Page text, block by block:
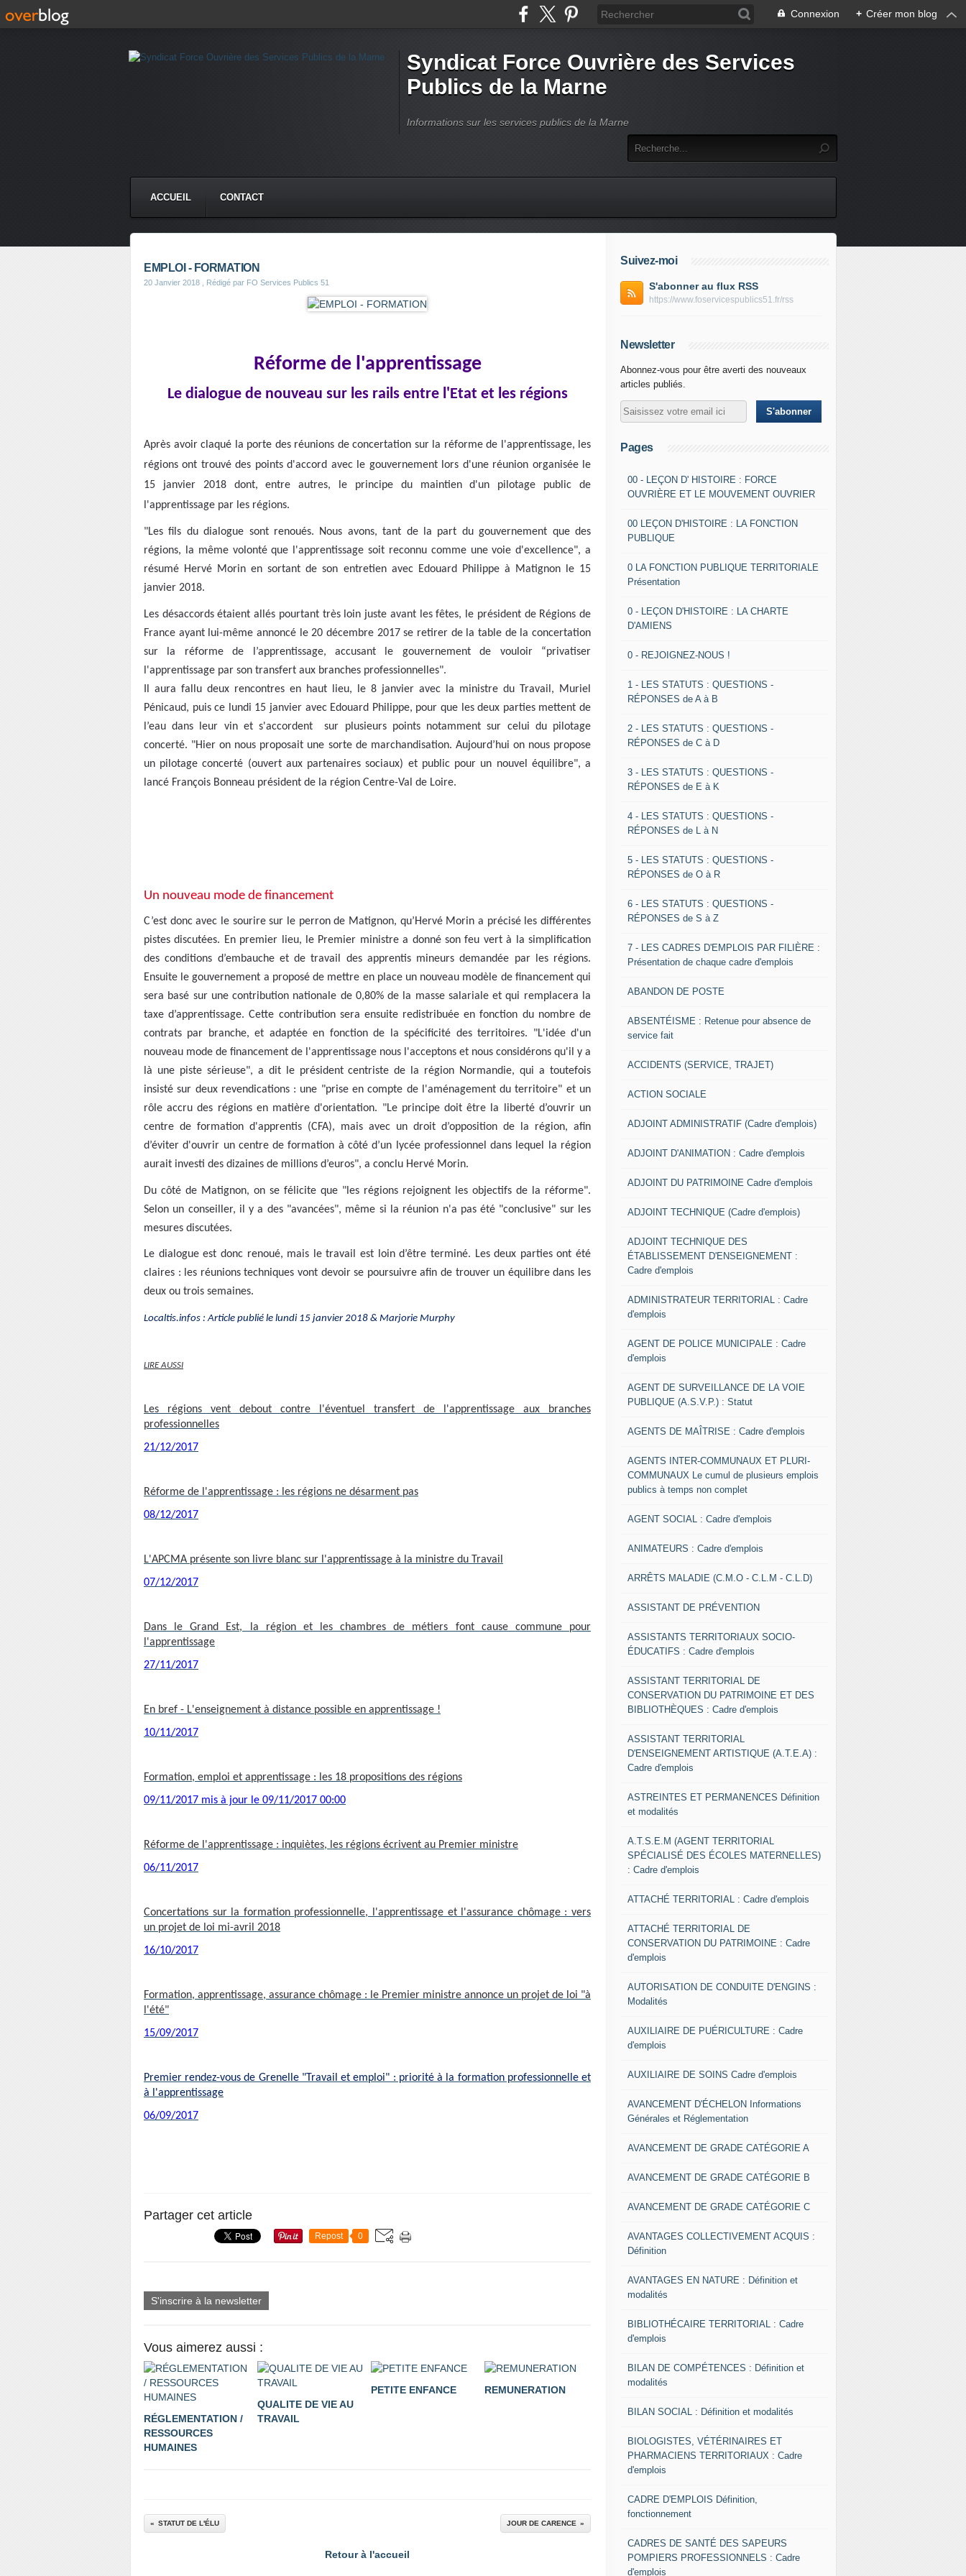
Connexion + Créer mon blog
Syndicat Force Ouvrière des Services
Publics de la Marne
Informations sur les services publics de la Marne
ACCUEIL CONTACT
EMPLOI - FORMATION
20 Janvier 2018 , Rédigé par FO Services Publics 51
Réforme de l'apprentissage
Le dialogue de nouveau sur les rails entre l'Etat et les régions
Après avoir claqué la porte des réunions de concertation sur la réforme de l'apprentissage, les
régions ont trouvé des points d'accord avec le gouvernement lors d'une réunion organisée le
15 janvier 2018 dont, entre autres, le principe du maintien d'un pilotage public de
l'apprentissage par les régions.
"Les fils du dialogue sont renoués. Nous avons, tant de la part du gouvernement que des
régions, la même volonté que l'apprentissage soit reconnu comme une voie d'excellence", a
résumé Hervé Morin en sortant de son entretien avec Edouard Philippe à Matignon le 15
janvier 2018.
Les désaccords étaient allés pourtant très loin juste avant les fêtes, le président de Régions de
France ayant lui-même annoncé le 20 décembre 2017 se retirer de la table de la concertation
sur la réforme de l’apprentissage, accusant le gouvernement de vouloir “privatiser
l'apprentissage par son transfert aux branches professionnelles".
Il aura fallu deux rencontres en haut lieu, le 8 janvier avec la ministre du Travail, Muriel
Pénicaud, puis ce lundi 15 janvier avec Edouard Philippe, pour que les deux parties mettent de
l’eau dans leur vin et s'accordent sur plusieurs points notamment sur celui du pilotage
concerté. "Hier on nous proposait une sorte de marchandisation. Aujourd’hui on nous propose
un pilotage concerté (ouvert aux partenaires sociaux) et public pour un nouvel équilibre", a
lancé François Bonneau président de la région Centre-Val de Loire.
Un nouveau mode de financement
C’est donc avec le sourire sur le perron de Matignon, qu’Hervé Morin a précisé les différentes
pistes discutées. En premier lieu, le Premier ministre a donné son feu vert à la simplification
des conditions d’embauche et de travail des apprentis mineurs demandée par les régions.
Ensuite le gouvernement a proposé de mettre en place un nouveau modèle de financement qui
sera basé sur une contribution nationale de 0,80% de la masse salariale et qui remplacera la
taxe d’apprentissage. Cette contribution sera ensuite redistribuée en fonction du nombre de
contrats par branche, et adaptée en fonction de la spécificité des territoires. "L'idée d'un
nouveau mode de financement de l'apprentissage nous l'acceptons et nous considérons qu'il y a
là une piste sérieuse", a dit le président centriste de la région Normandie, qui a toutefois
insisté sur deux revendications : une "prise en compte de l'aménagement du territoire" et un
rôle accru des régions en matière d'orientation. "Le principe doit être la liberté d’ouvrir un
centre de formation d'apprentis (CFA), mais avec un droit d’opposition de la région, afin
d’éviter d'ouvrir un centre de formation à côté d’un lycée professionnel dans lequel la région
aurait investi des dizaines de millions d’euros", a conclu Hervé Morin.
Du côté de Matignon, on se félicite que "les régions rejoignent les objectifs de la réforme".
Selon un conseiller, il y a des "avancées", même si la réunion n'a pas été "conclusive" sur les
mesures discutées.
Le dialogue est donc renoué, mais le travail est loin d’être terminé. Les deux parties ont été
claires : les réunions techniques vont devoir se poursuivre afin de trouver un équilibre dans les
deux ou trois semaines.
Localtis.infos : Article publié le lundi 15 janvier 2018 & Marjorie Murphy
LIRE AUSSI
Les régions vent debout contre l'éventuel transfert de l'apprentissage aux branches
professionnelles
21/12/2017
Réforme de l'apprentissage : les régions ne désarment pas
08/12/2017
L'APCMA présente son livre blanc sur l'apprentissage à la ministre du Travail
07/12/2017
Dans le Grand Est, la région et les chambres de métiers font cause commune pour
l'apprentissage
27/11/2017
En bref - L'enseignement à distance possible en apprentissage !
10/11/2017
Formation, emploi et apprentissage : les 18 propositions des régions
09/11/2017 mis à jour le 09/11/2017 00:00
Réforme de l'apprentissage : inquiètes, les régions écrivent au Premier ministre
06/11/2017
Concertations sur la formation professionnelle, l'apprentissage et l'assurance chômage : vers
un projet de loi mi-avril 2018
16/10/2017
Formation, apprentissage, assurance chômage : le Premier ministre annonce un projet de loi "à
l'été"
15/09/2017
Premier rendez-vous de Grenelle "Travail et emploi" : priorité à la formation professionnelle et
à l'apprentissage
06/09/2017
Partager cet article
Repost 0
S'inscrire à la newsletter
Vous aimerez aussi :
RÉGLEMENTATION /
RESSOURCES
HUMAINES
QUALITE DE VIE AU
TRAVAIL
PETITE ENFANCE REMUNERATION
STATUT DE L'ÉLU JOUR DE CARENCE
Retour à l'accueil
Suivez-moi
S'abonner au flux RSS
https://www.foservicespublics51.fr/rss
Newsletter
Abonnez-vous pour être averti des nouveaux
articles publiés.
Pages
00 - LEÇON D' HISTOIRE : FORCE
OUVRIÈRE ET LE MOUVEMENT OUVRIER
00 LEÇON D'HISTOIRE : LA FONCTION
PUBLIQUE
0 LA FONCTION PUBLIQUE TERRITORIALE
Présentation
0 - LEÇON D'HISTOIRE : LA CHARTE
D'AMIENS
0 - REJOIGNEZ-NOUS !
1 - LES STATUTS : QUESTIONS -
RÉPONSES de A à B
2 - LES STATUTS : QUESTIONS -
RÉPONSES de C à D
3 - LES STATUTS : QUESTIONS -
RÉPONSES de E à K
4 - LES STATUTS : QUESTIONS -
RÉPONSES de L à N
5 - LES STATUTS : QUESTIONS -
RÉPONSES de O à R
6 - LES STATUTS : QUESTIONS -
RÉPONSES de S à Z
7 - LES CADRES D'EMPLOIS PAR FILIÈRE :
Présentation de chaque cadre d'emplois
ABANDON DE POSTE
ABSENTÉISME : Retenue pour absence de
service fait
ACCIDENTS (SERVICE, TRAJET)
ACTION SOCIALE
ADJOINT ADMINISTRATIF (Cadre d'emplois)
ADJOINT D'ANIMATION : Cadre d'emplois
ADJOINT DU PATRIMOINE Cadre d'emplois
ADJOINT TECHNIQUE (Cadre d'emplois)
ADJOINT TECHNIQUE DES
ÉTABLISSEMENT D'ENSEIGNEMENT :
Cadre d'emplois
ADMINISTRATEUR TERRITORIAL : Cadre
d'emplois
AGENT DE POLICE MUNICIPALE : Cadre
d'emplois
AGENT DE SURVEILLANCE DE LA VOIE
PUBLIQUE (A.S.V.P.) : Statut
AGENTS DE MAÎTRISE : Cadre d'emplois
AGENTS INTER-COMMUNAUX ET PLURI-
COMMUNAUX Le cumul de plusieurs emplois
publics à temps non complet
AGENT SOCIAL : Cadre d'emplois
ANIMATEURS : Cadre d'emplois
ARRÊTS MALADIE (C.M.O - C.L.M - C.L.D)
ASSISTANT DE PRÉVENTION
ASSISTANTS TERRITORIAUX SOCIO-
ÉDUCATIFS : Cadre d'emplois
ASSISTANT TERRITORIAL DE
CONSERVATION DU PATRIMOINE ET DES
BIBLIOTHÈQUES : Cadre d'emplois
ASSISTANT TERRITORIAL
D'ENSEIGNEMENT ARTISTIQUE (A.T.E.A) :
Cadre d'emplois
ASTREINTES ET PERMANENCES Définition
et modalités
A.T.S.E.M (AGENT TERRITORIAL
SPÉCIALISÉ DES ÉCOLES MATERNELLES)
: Cadre d'emplois
ATTACHÉ TERRITORIAL : Cadre d'emplois
ATTACHÉ TERRITORIAL DE
CONSERVATION DU PATRIMOINE : Cadre
d'emplois
AUTORISATION DE CONDUITE D'ENGINS :
Modalités
AUXILIAIRE DE PUÉRICULTURE : Cadre
d'emplois
AUXILIAIRE DE SOINS Cadre d'emplois
AVANCEMENT D'ÉCHELON Informations
Générales et Réglementation
AVANCEMENT DE GRADE CATÉGORIE A
AVANCEMENT DE GRADE CATÉGORIE B
AVANCEMENT DE GRADE CATÉGORIE C
AVANTAGES COLLECTIVEMENT ACQUIS :
Définition
AVANTAGES EN NATURE : Définition et
modalités
BIBLIOTHÉCAIRE TERRITORIAL : Cadre
d'emplois
BILAN DE COMPÉTENCES : Définition et
modalités
BILAN SOCIAL : Définition et modalités
BIOLOGISTES, VÉTÉRINAIRES ET
PHARMACIENS TERRITORIAUX : Cadre
d'emplois
CADRE D'EMPLOIS Définition,
fonctionnement
CADRES DE SANTÉ DES SAPEURS
POMPIERS PROFESSIONNELS : Cadre
d'emplois